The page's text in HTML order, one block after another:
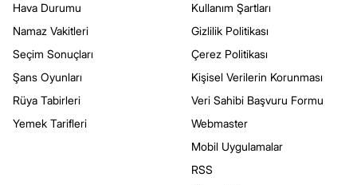
Hava Durumu
Namaz Vakitleri
Seçim Sonuçları
Şans Oyunları
Rüya Tabirleri
Yemek Tarifleri
Kullanım Şartları
Gizlilik Politikası
Çerez Politikası
Kişisel Verilerin Korunması
Veri Sahibi Başvuru Formu
Webmaster
Mobil Uygulamalar
RSS